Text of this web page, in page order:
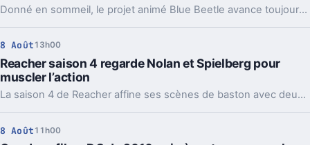
Donné en sommeil, le projet animé Blue Beetle avance toujours. Une précision de James Gunn qui change aussi la lecture de son retour au cinéma.
8 Août 13h00
Reacher saison 4 regarde Nolan et Spielberg pour
muscler l’action
La saison 4 de Reacher affine ses scènes de baston avec deux modèles très différents, Batman et Indiana Jones. Et ça change pas mal de choses.
8 Août 11h00